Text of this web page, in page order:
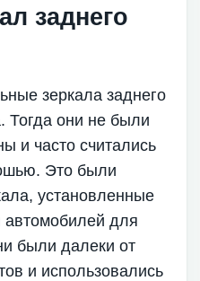
заднего
зеркала заднего
Тогда они не были
и часто считались
Это были
установленные
для
были далеки от
и использовались